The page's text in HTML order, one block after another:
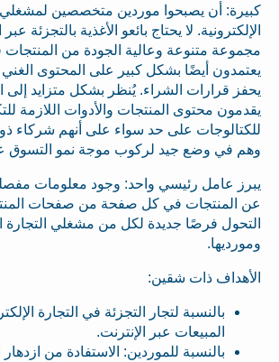
كبيرة: أن يصبحوا موردين متخصصين لمشغلي
الإلكترونية. لا يحتاج بائعو الأغذية بالتجزئة
مجموعة متنوعة وعالية الجودة من
يعتمدون أيضًا بشكل كبير على المحتوى
يحفز قرارات الشراء. يُنظر بشكل متزايد إلى
يقدمون محتوى المنتجات والأدوات اللازمة
للكتالوجات على حد سواء على أنهم شركاء
وهم في وضع جيد لركوب موجة نمو التسوق
يبرز عامل رئيسي واحد: وجود معلومات
عن المنتجات في كل صفحة من صفحات
التحول فرصًا جديدة لكل من مشغلي التجارة
ومورديها.
الأهداف ذات شقين:
بالنسبة لتجار التجزئة في التجارة
المبيعات عبر الإنترنت.
بالنسبة للموردين: الاستفادة من ازدهار